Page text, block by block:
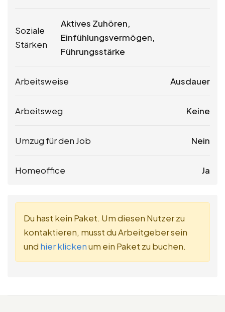
Soziale
Stärken
Aktives Zuhören,
Einfühlungsvermögen,
Führungsstärke
Arbeitsweise Ausdauer
Arbeitsweg Keine
Umzug für den Job Nein
Homeoffice Ja
Du hast kein Paket. Um diesen Nutzer zu
kontaktieren, musst du Arbeitgeber sein
und hier klickenum ein Paket zu buchen.